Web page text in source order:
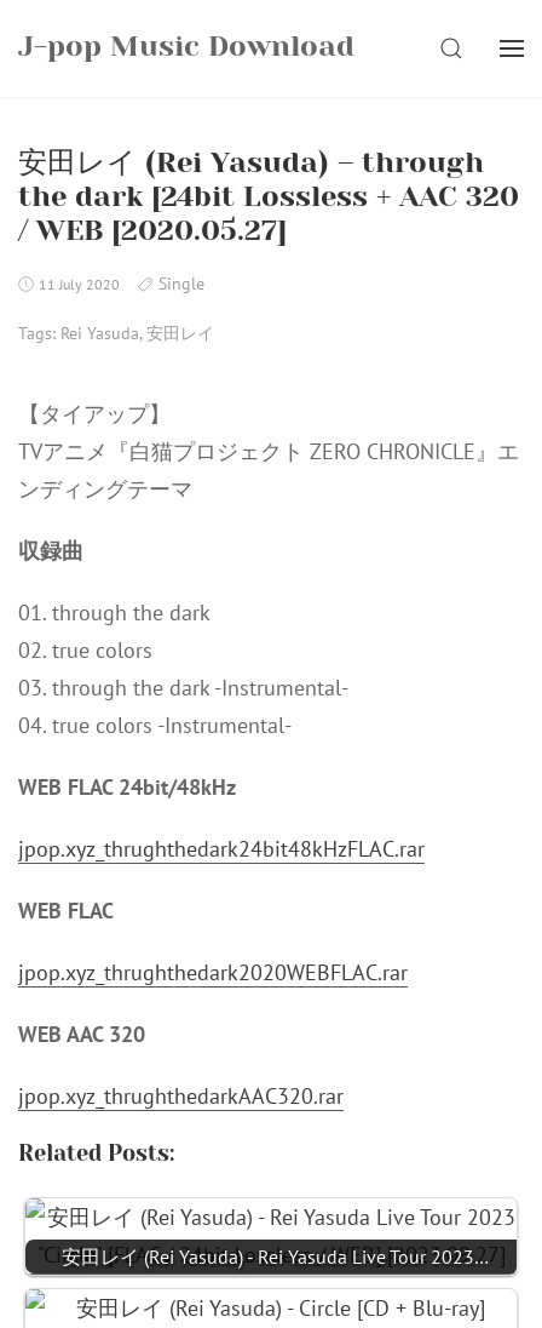
J-pop Music Download SEARCH
安田レイ (Rei Yasuda) – through
the dark [24bit Lossless + AAC 320
/ WEB [2020.05.27]
11 July 2020 Single
Tags: Rei Yasuda,安田レイ
【タイアップ】
TVアニメ『白猫プロジェクト ZERO CHRONICLE』エ
ンディングテーマ
収録曲
01. through the dark
02. true colors
03. through the dark -Instrumental-
04. true colors -Instrumental-
WEB FLAC 24bit/48kHz
jpop.xyz_thrughthedark24bit48kHzFLAC.rar
WEB FLAC
jpop.xyz_thrughthedark2020WEBFLAC.rar
WEB AAC 320
jpop.xyz_thrughthedarkAAC320.rar
Related Posts:
安田レイ (Rei Yasuda) - Rei Yasuda Live Tour 2023…